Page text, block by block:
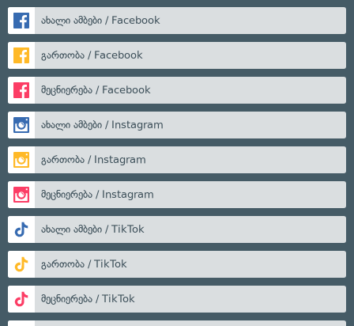
ახალი ამბები / Facebook
გართობა / Facebook
მეცნიერება / Facebook
ახალი ამბები / Instagram
გართობა / Instagram
მეცნიერება / Instagram
ახალი ამბები / TikTok
გართობა / TikTok
მეცნიერება / TikTok